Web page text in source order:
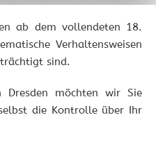
ab dem vollendeten 18.
Verhaltensweisen
sind.
Dresden möchten wir Sie
die Kontrolle über Ihr